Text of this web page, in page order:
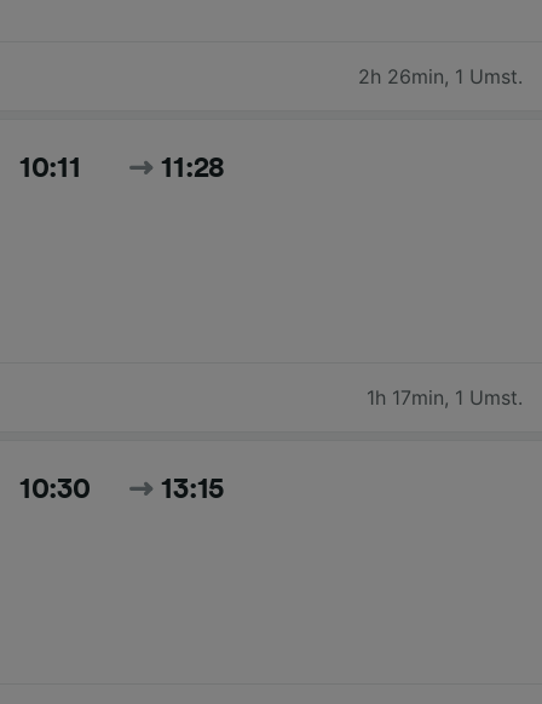
2h 26min, 1 Umst.
10:11 11:28
1h 17min, 1 Umst.
10:30 13:15